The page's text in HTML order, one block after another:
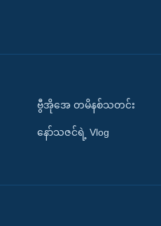
ဗွီအိုအေ တမိနစ်သတင်း
နော်သဇင်ရဲ့ Vlog